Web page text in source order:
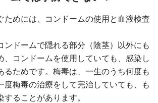
ためには、コンドームの使用と血液検査
ンドームで隠れる部分（陰茎）以外にも
、コンドームを使用していても、感染し
るためです。梅毒は、一生のうち何度も
度梅毒の治療をして完治していても、も
することがあります。